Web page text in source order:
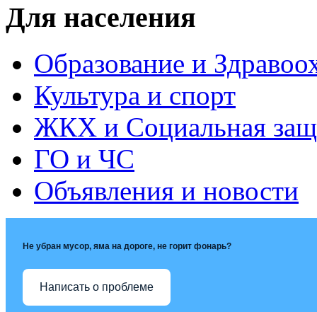
Для населения
Образование и
Культура и спорт
ЖКХ и Социальная
ГО и ЧС
Объявления и новости
Не убран мусор, яма на дороге, не горит фонарь?
Написать о проблеме